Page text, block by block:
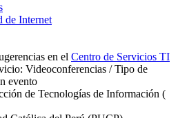
de Internet
en el Centro de Servicios TI
Videoconferencias / Tipo de
evento
de Tecnologías de Información (